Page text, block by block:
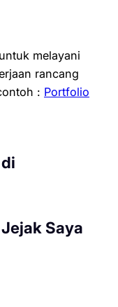
melayani
rancang
: Portfolio
Saya